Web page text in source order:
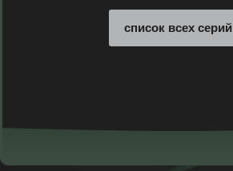
список всех серий